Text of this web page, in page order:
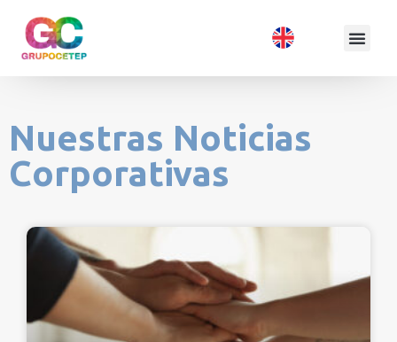
Nuestras Noticias
Corporativas